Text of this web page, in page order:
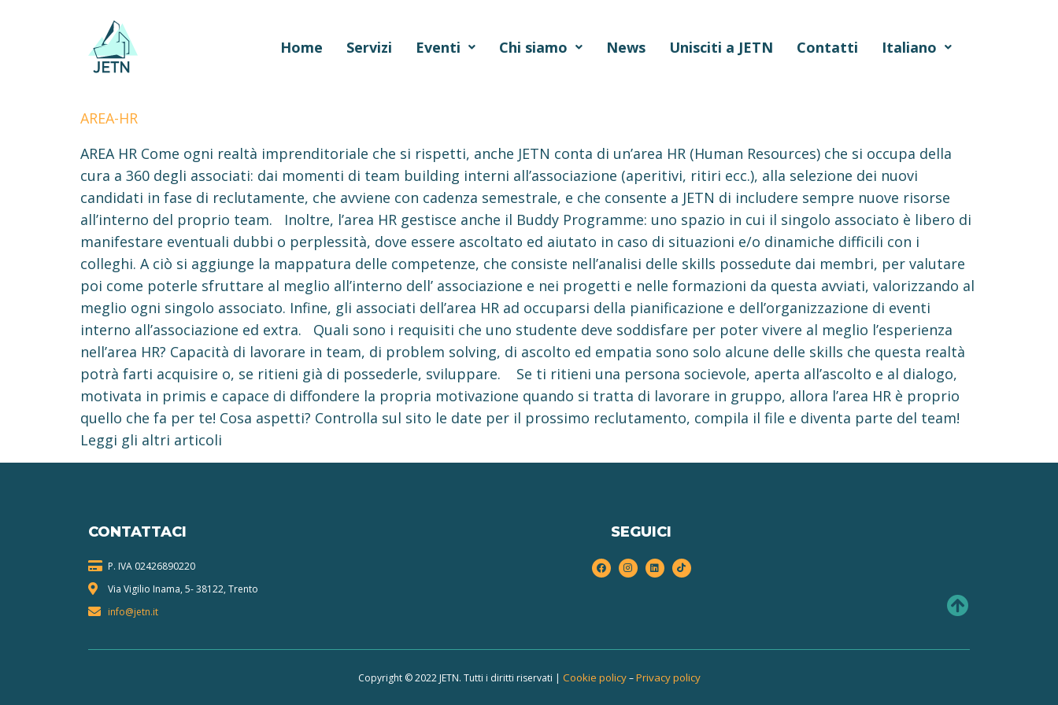
Home Servizi Eventi Chi siamo News Unisciti a JETN Contatti Italiano
AREA-HR
AREA HR Come ogni realtà imprenditoriale che si rispetti, anche JETN conta di un’area HR (Human Resources) che si occupa della
cura a 360 degli associati: dai momenti di team building interni all’associazione (aperitivi, ritiri ecc.), alla selezione dei nuovi
candidati in fase di reclutamente, che avviene con cadenza semestrale, e che consente a JETN di includere sempre nuove risorse
all’interno del proprio team. Inoltre, l’area HR gestisce anche il Buddy Programme: uno spazio in cui il singolo associato è libero di
manifestare eventuali dubbi o perplessità, dove essere ascoltato ed aiutato in caso di situazioni e/o dinamiche difficili con i
colleghi. A ciò si aggiunge la mappatura delle competenze, che consiste nell’analisi delle skills possedute dai membri, per valutare
poi come poterle sfruttare al meglio all’interno dell’ associazione e nei progetti e nelle formazioni da questa avviati, valorizzando al
meglio ogni singolo associato. Infine, gli associati dell’area HR ad occuparsi della pianificazione e dell’organizzazione di eventi
interno all’associazione ed extra. Quali sono i requisiti che uno studente deve soddisfare per poter vivere al meglio l’esperienza
nell’area HR? Capacità di lavorare in team, di problem solving, di ascolto ed empatia sono solo alcune delle skills che questa realtà
potrà farti acquisire o, se ritieni già di possederle, sviluppare. Se ti ritieni una persona socievole, aperta all’ascolto e al dialogo,
motivata in primis e capace di diffondere la propria motivazione quando si tratta di lavorare in gruppo, allora l’area HR è proprio
quello che fa per te! Cosa aspetti? Controlla sul sito le date per il prossimo reclutamento, compila il file e diventa parte del team!
Leggi gli altri articoli
CONTATTACI
P. IVA 02426890220
Via Vigilio Inama, 5-38122, Trento
info@jetn.it
SEGUICI
Copyright © 2022 JETN. Tutti i diritti riservati | Cookie policy–Privacy policy